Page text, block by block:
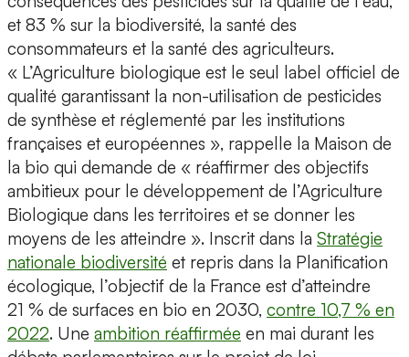
et 83 % sur la biodiversité, la santé des
consommateurs et la santé des agriculteurs.
« L’Agriculture biologique est le seul label officiel de
qualité garantissant la non-utilisation de pesticides
de synthèse et réglementé par les institutions
françaises et européennes », rappelle la Maison de
la bio qui demande de « réaffirmer des objectifs
ambitieux pour le développement de l’Agriculture
Biologique dans les territoires et se donner les
moyens de les atteindre ». Inscrit dans la Stratégie
nationale biodiversité et repris dans la Planification
écologique, l’objectif de la France est d’atteindre
21 % de surfaces en bio en 2030, contre 10,7 % en
2022. Une ambition réaffirmée en mai durant les